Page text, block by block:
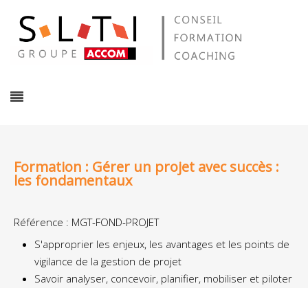
Formation : Gérer un projet avec succès :
les fondamentaux
Référence : MGT-FOND-PROJET
S'approprier les enjeux, les avantages et les points de
vigilance de la gestion de projet
Savoir analyser, concevoir, planifier, mobiliser et piloter